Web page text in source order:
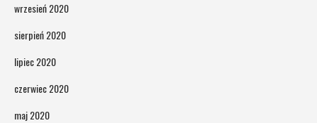
wrzesień 2020
sierpień 2020
lipiec 2020
czerwiec 2020
maj 2020